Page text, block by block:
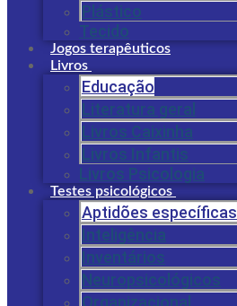
Plástico
Tecido
Jogos terapêuticos
Livros
Educação
Literatura geral
Livros Caixinha
Livros Infantis
Livros Psicologia
Testes psicológicos
Aptidões específicas
Inteligência
Inventários
Neuropsicológicos
Organizacional